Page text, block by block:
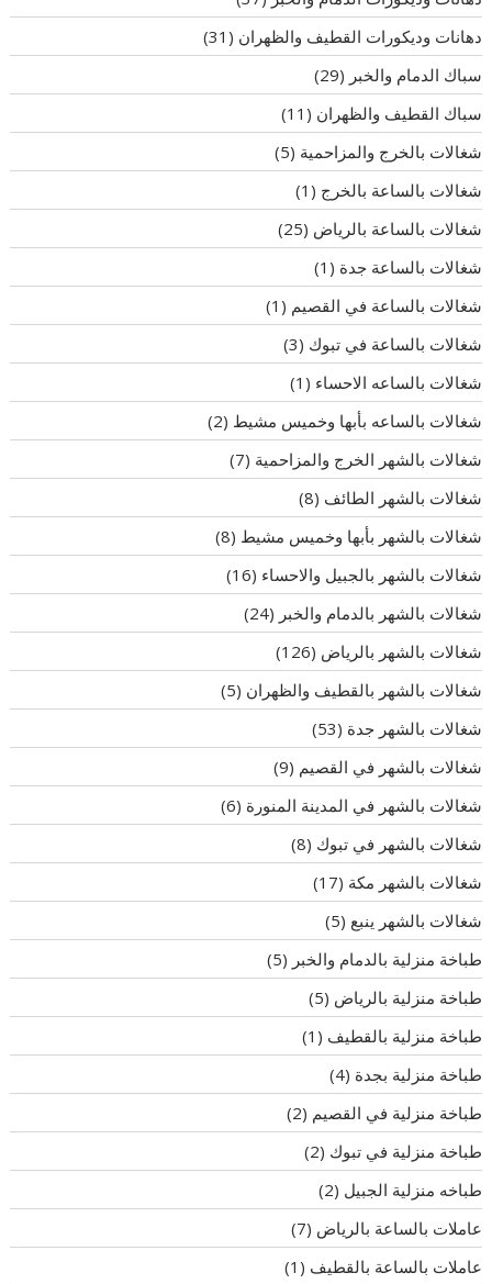
دهانات وديكورات القطيف والظهران (31)
سباك الدمام والخبر (29)
سباك القطيف والظهران (11)
شغالات بالخرج والمزاحمية (5)
شغالات بالساعة بالخرج (1)
شغالات بالساعة بالرياض (25)
شغالات بالساعة جدة (1)
شغالات بالساعة في القصيم (1)
شغالات بالساعة في تبوك (3)
شغالات بالساعه الاحساء (1)
شغالات بالساعه بأبها وخميس مشيط (2)
شغالات بالشهر الخرج والمزاحمية (7)
شغالات بالشهر الطائف (8)
شغالات بالشهر بأبها وخميس مشيط (8)
شغالات بالشهر بالجبيل والاحساء (16)
شغالات بالشهر بالدمام والخبر (24)
شغالات بالشهر بالرياض (126)
شغالات بالشهر بالقطيف والظهران (5)
شغالات بالشهر جدة (53)
شغالات بالشهر في القصيم (9)
شغالات بالشهر في المدينة المنورة (6)
شغالات بالشهر في تبوك (8)
شغالات بالشهر مكة (17)
شغالات بالشهر ينبع (5)
طباخة منزلية بالدمام والخبر (5)
طباخة منزلية بالرياض (5)
طباخة منزلية بالقطيف (1)
طباخة منزلية بجدة (4)
طباخة منزلية في القصيم (2)
طباخة منزلية في تبوك (2)
طباخه منزلية الجبيل (2)
عاملات بالساعة بالرياض (7)
عاملات بالساعة بالقطيف (1)